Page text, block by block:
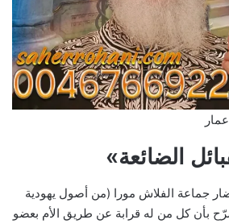
الضائعة»
جماعة الفلاش مورا (من أصول يهودية
بأن كل من له قرابة عن طريق الأم بعضو